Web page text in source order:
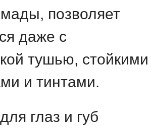
позволяет
даже с
тушью, стойкими
и тинтами.
глаз и губ